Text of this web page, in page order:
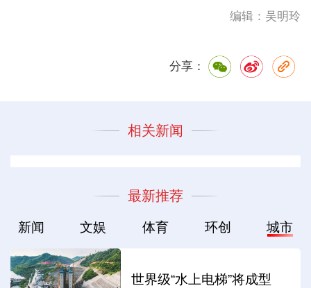
编辑：吴明玲
分享：
相关新闻
最新推荐
新闻 文娱 体育 环创 城市
世界级“水上电梯”将成型